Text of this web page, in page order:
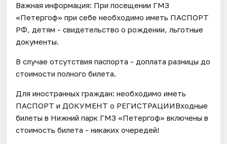
Важная информация: При посещении ГМЗ
«Петергоф» при себе необходимо иметь ПАСПОРТ
РФ, детям - свидетельство о рождении, льготные
документы.
В случае отсутствия паспорта - доплата разницы до
стоимости полного билета.
Для иностранных граждан: необходимо иметь
ПАСПОРТ и ДОКУМЕНТ о РЕГИСТРАЦИИВходные
билеты в Нижний парк ГМЗ «Петергоф» включены в
стоимость билета - никаких очередей!